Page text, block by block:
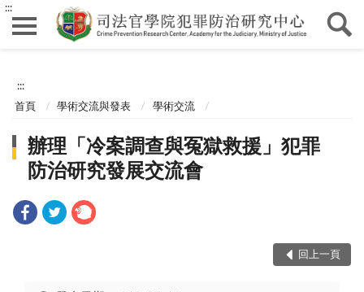
:::
:::
首頁 學術交流與發表 學術交流
辦理「冷案調查與冤獄救援」犯罪
防治研究發展交流會
回上一頁